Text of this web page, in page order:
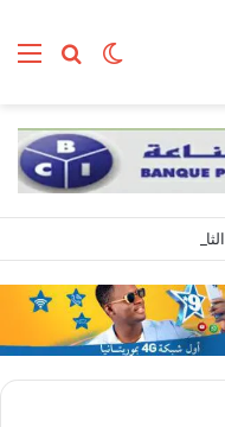
بحث الوضع